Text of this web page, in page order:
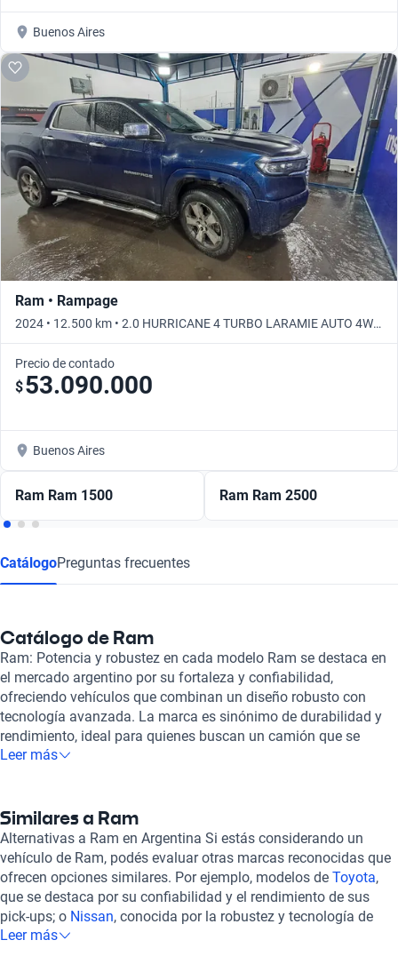
Buenos Aires
Ram • Rampage
2024 • 12.500 km • 2.0 HURRICANE 4 TURBO LARAMIE AUTO 4WD
• Automático
Precio de contado
$53.090.000
Buenos Aires
Ram Ram 1500 Ram Ram 2500
CatálogoPreguntas frecuentes
Catálogo de Ram
Ram: Potencia y robustez en cada modelo Ram se destaca en
el mercado argentino por su fortaleza y confiabilidad,
ofreciendo vehículos que combinan un diseño robusto con
tecnología avanzada. La marca es sinónimo de durabilidad y
rendimiento, ideal para quienes buscan un camión que se
adapte a diferentes exigencias, desde el trabajo hasta el ocio.
excepcional, convirtiéndolo en una opción ideal para aquellos
que requieren funcionalidad sin sacrificar el confort. Por otro
lado, elRam 2500es reconocido por su potencia y capacidad
para realizar tareas más pesadas, siendo el aliado perfecto en
condiciones exigentes. Además, el innovadorRam Rampage
ofrece una experiencia única al combinar la movilidad en la
ciudad con la versatilidad que demanda el campo. Cuando
Leer más
Similares a Ram
Alternativas a Ram en Argentina Si estás considerando un
vehículo de Ram, podés evaluar otras marcas reconocidas que
ofrecen opciones similares. Por ejemplo, modelos de Toyota,
que se destaca por su confiabilidad y el rendimiento de sus
pick-ups; o Nissan, conocida por la robustez y tecnología de
sus vehículos utilitarios. También podés mirar lo que ofrece
Leer más